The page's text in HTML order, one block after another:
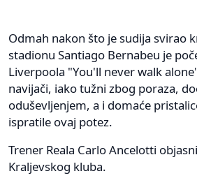
Odmah nakon što je sudija svirao
stadionu Santiago Bernabeu je
Liverpoola "You'll never walk
navijači, iako tužni zbog poraza,
oduševljenjem, a i domaće
ispratile ovaj potez.
Trener Reala Carlo Ancelotti
Kraljevskog kluba.